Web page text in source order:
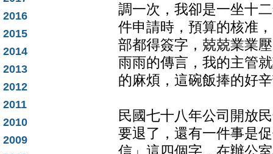
2016
2015
2014
2013
2012
2011
2010
2009
調一次，我卻是一坐十
件申請時，預算的核准
部都得簽字，兢兢業業
雨雨的傳言，我的主管
的麻煩，這碗飯捧的好
民國七十八年公司開放
要退了，還有一件事是